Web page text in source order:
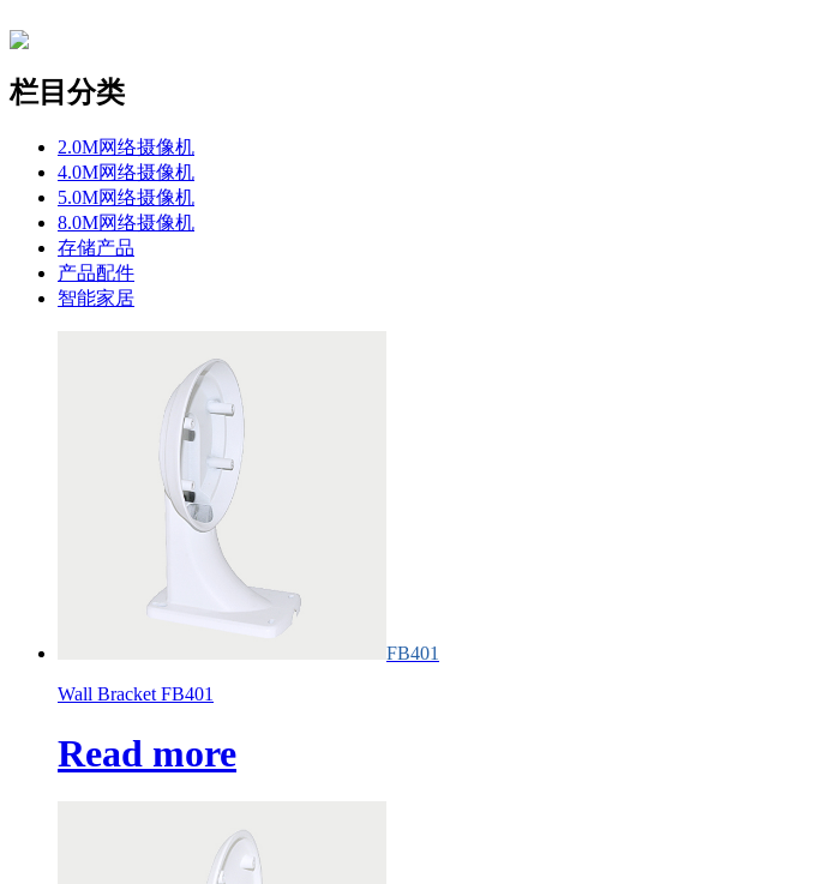
栏目分类
2.0M网络摄像机
4.0M网络摄像机
5.0M网络摄像机
8.0M网络摄像机
存储产品
产品配件
智能家居
FB401
Wall Bracket FB401
Read more